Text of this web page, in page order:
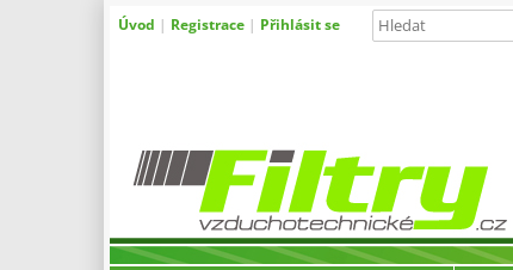
Úvod | Registrace | Přihlásit se